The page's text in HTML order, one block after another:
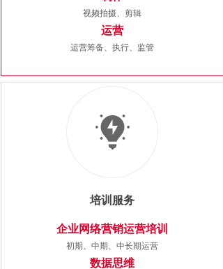
视频拍摄、剪辑
运营
运营筹备、执行、监管
培训服务
企业网络营销运营培训
初期、中期、中长期运营
数据思维